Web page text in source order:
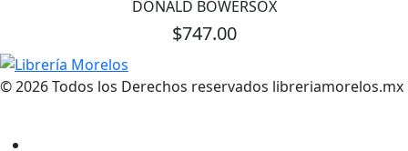
DONALD BOWERSOX
$747.00
© 2026 Todos los Derechos reservados libreriamorelos.mx